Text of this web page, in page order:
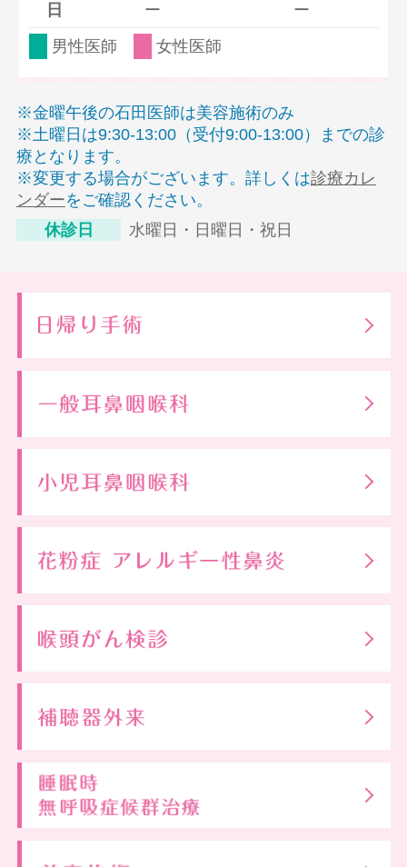
男性医師 女性医師
日
ー ー
※金曜午後の石田医師は美容施術のみ
※土曜日は9:30-13:00（受付9:00-13:00）までの診
療となります。
※変更する場合がございます。詳しくは診療カレ
ンダーをご確認ください。
休診日
水曜日・日曜日・祝日